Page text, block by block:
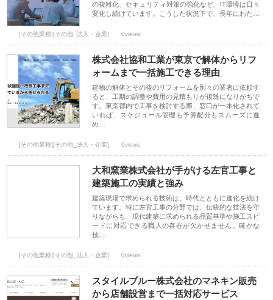
の複雑化、セキュリティ対策の強化など、IT環境は日々
変化し続けています。こうした状況下で、長年にわた…
[その他業種][その他_法人・企業] 0views
株式会社協和工業が東京で解体からリフ
ォームまで一括施工できる理由
建物の解体とその後のリフォームを別々の業者に依頼す
ると、工期の調整や費用の見積もりが複雑になりがちで
す。東京都内で工事を検討する際、窓口が一本化されて
いれば、スケジュール管理も予算配分もスムーズに進
め…
[その他業種][その他_法人・企業] 0views
大和窯業株式会社が手がける左官工事と
建築施工の実績と強み
建築現場で求められる技術は、時代とともに進化を続け
ています。特に左官工事の分野では、伝統的な技法を守
りながらも、現代建築に求められる品質基準や施工スピ
ードに対応できる職人の存在が欠かせません。確かな
技…
[その他業種][その他_法人・企業] 0views
スタイルブルー株式会社のマネキン販売
から店舗設営まで一括対応サービス